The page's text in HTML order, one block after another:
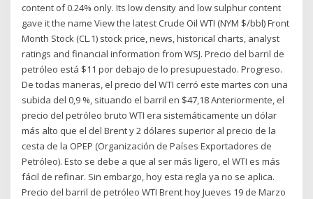
content of 0.24% only. Its low density and low sulphur content
gave it the name View the latest Crude Oil WTI (NYM $/bbl) Front
Month Stock (CL.1) stock price, news, historical charts, analyst
ratings and financial information from WSJ. Precio del barril de
petróleo está $11 por debajo de lo presupuestado. Progreso.
De todas maneras, el precio del WTI cerró este martes con una
subida del 0,9 %, situando el barril en $47,18 Anteriormente, el
precio del petróleo bruto WTI era sistemáticamente un dólar
más alto que el del Brent y 2 dólares superior al precio de la
cesta de la OPEP (Organización de Países Exportadores de
Petróleo). Esto se debe a que al ser más ligero, el WTI es más
fácil de refinar. Sin embargo, hoy esta regla ya no se aplica.
Precio del barril de petróleo WTI Brent hoy Jueves 19 de Marzo